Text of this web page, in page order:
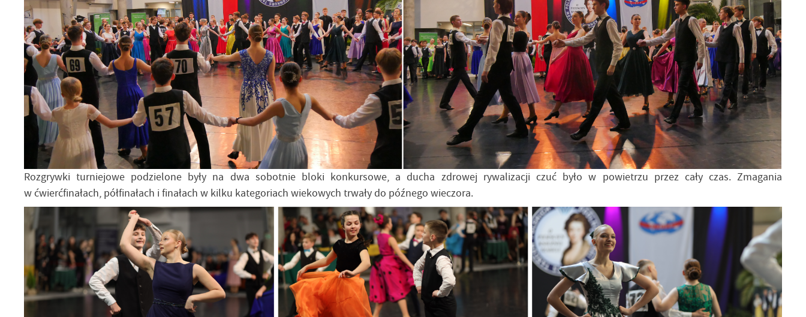
Rozgrywki turniejowe podzielone były na dwa sobotnie bloki konkursowe, a ducha zdrowej rywalizacji czuć było w powietrzu przez cały czas. Zmagania
w ćwierćfinałach, półfinałach i finałach w kilku kategoriach wiekowych trwały do późnego wieczora.